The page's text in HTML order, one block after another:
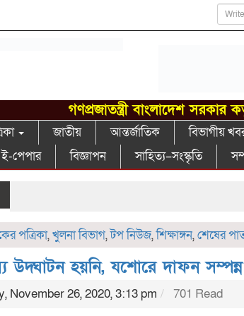
গণপ্রজাতন্ত্রী বাংলাদেশ
জাতীয় আন্তর্জাতিক বিভাগীয়
ই-পেপার বিজ্ঞাপন সাহিত্য–সংস্কৃতি
পত্রিকা,খুলনা বিভাগ,টপ নিউজ,শিক্ষাঙ্গন,শেষের
উদ্ঘাটন হয়নি, যশোরে দাফন সম্পন্ন
November 26, 2020, 3:13 pm 701 Read